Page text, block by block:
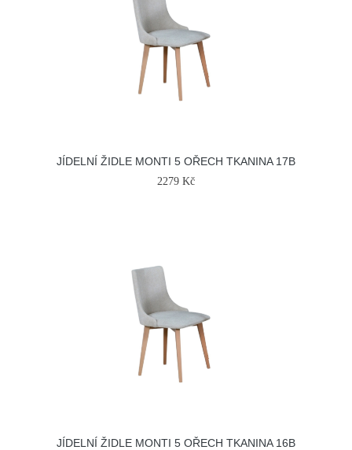
JÍDELNÍ ŽIDLE MONTI 5 OŘECH TKANINA 17B
2279 Kč
JÍDELNÍ ŽIDLE MONTI 5 OŘECH TKANINA 16B